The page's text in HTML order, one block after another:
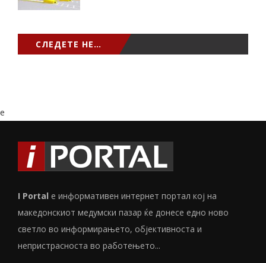
СЛЕДЕТЕ НЕ…
e
I Portal е информативен интернет портал кој на
македонскиот медумски пазар ќе донесе едно ново
светло во информирањето, објективноста и
непристрасноста во работењето...